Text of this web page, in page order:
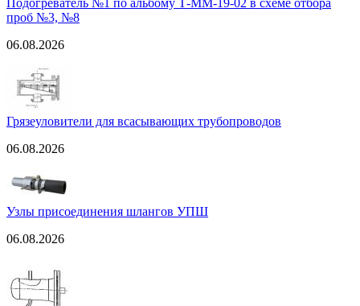
проб №3, №8
06.08.2026
Грязеуловители для всасывающих трубопроводов
06.08.2026
Узлы присоединения шлангов УПШ
06.08.2026